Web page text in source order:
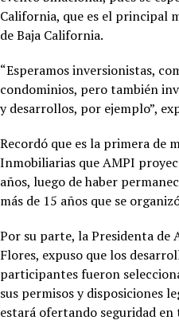
California, que es el principal
de Baja California.
“Esperamos inversionistas,
condominios, pero también
y desarrollos, por ejemplo”,
Recordó que es la primera de
Inmobiliarias que AMPI
años, luego de haber
más de 15 años que se
Por su parte, la Presidenta de
Flores, expuso que los
participantes fueron
sus permisos y disposiciones
estará ofertando seguridad